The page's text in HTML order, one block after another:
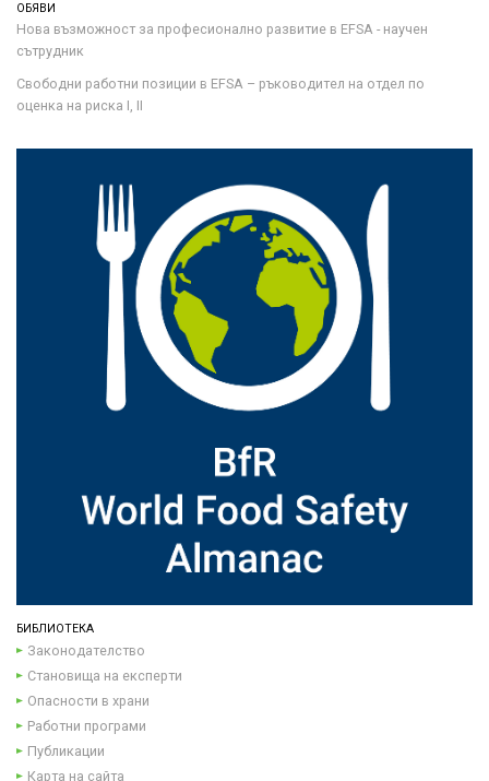
ОБЯВИ
Нова възможност за професионално развитие в EFSA - научен
сътрудник
Свободни работни позиции в EFSA – ръководител на отдел по
оценка на риска I, II
БИБЛИОТЕКА
Законодателство
Становища на експерти
Опасности в храни
Работни програми
Публикации
Карта на сайта